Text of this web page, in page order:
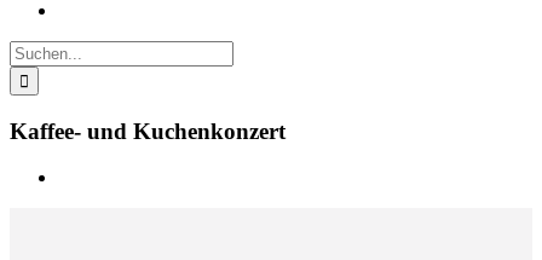
Suche
nach:
Kaffee- und Kuchenkonzert